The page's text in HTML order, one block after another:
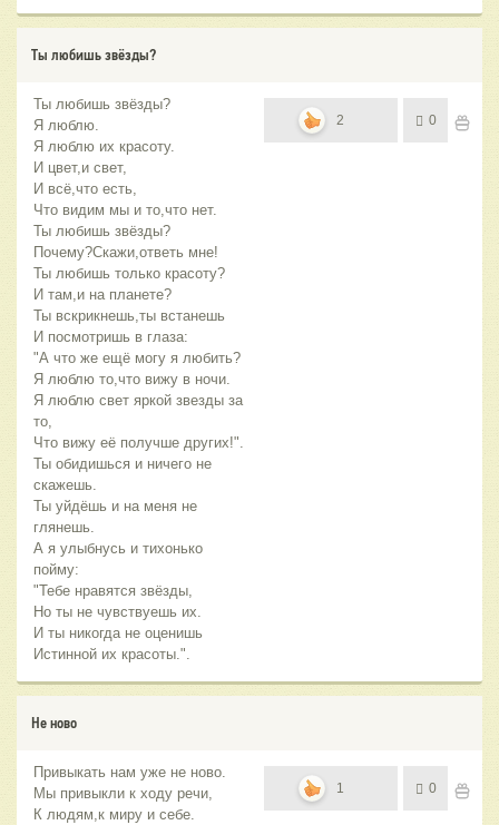
Ты любишь звёзды?
Ты любишь звёзды?
Я люблю.
Я люблю их красоту.
И цвет,и свет,
И всё,что есть,
Что видим мы и то,что нет.
Ты любишь звёзды?
Почему?Скажи,ответь мне!
Ты любишь только красоту?
И там,и на планете?
Ты вскрикнешь,ты встанешь
И посмотришь в глаза:
"А что же ещё могу я любить?
Я люблю то,что вижу в ночи.
Я люблю свет яркой звезды за
то,
Что вижу её получше других!".
Ты обидишься и ничего не
скажешь.
Ты уйдёшь и на меня не
глянешь.
А я улыбнусь и тихонько
пойму:
"Тебе нравятся звёзды,
Но ты не чувствуешь их.
И ты никогда не оценишь
Истинной их красоты.".
2 0
Не ново
Привыкать нам уже не ново.
Мы привыкли к ходу речи,
К людям,к миру и себе.
1 0